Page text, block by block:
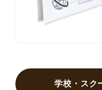
学校・スク